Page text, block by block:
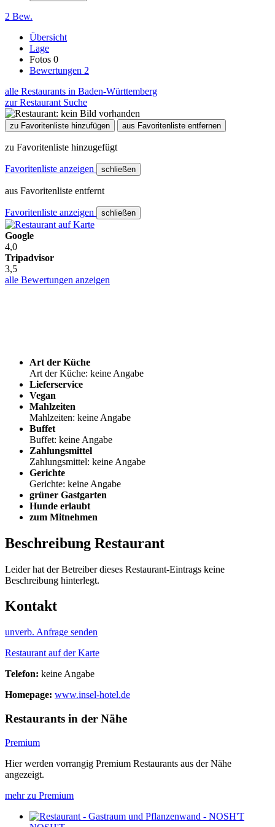
2 Bew.
Übersicht
Lage
Fotos 0
Bewertungen 2
alle Restaurants in Baden-Württemberg
zur Restaurant Suche
zu Favoritenliste hinzufügen aus Favoritenliste entfernen
zu Favoritenliste hinzugefügt
Favoritenliste anzeigen schließen
aus Favoritenliste entfernt
Favoritenliste anzeigen schließen
Google
4,0
Tripadvisor
3,5
alle Bewertungen anzeigen
Art der Küche
Art der Küche: keine Angabe
Lieferservice
Vegan
Mahlzeiten
Mahlzeiten: keine Angabe
Buffet
Buffet: keine Angabe
Zahlungsmittel
Zahlungsmittel: keine Angabe
Gerichte
Gerichte: keine Angabe
grüner Gastgarten
Hunde erlaubt
zum Mitnehmen
Beschreibung Restaurant
Leider hat der Betreiber dieses Restaurant-Eintrags keine
Beschreibung hinterlegt.
Kontakt
unverb. Anfrage senden
Restaurant auf der Karte
Telefon: keine Angabe
Homepage: www.insel-hotel.de
Restaurants in der Nähe
Premium
Hier werden vorrangig Premium Restaurants aus der Nähe
angezeigt.
mehr zu Premium